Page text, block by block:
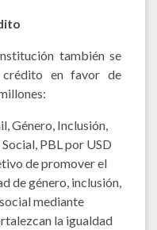
también se
en favor de
Género, Inclusión,
PBL por USD
de promover el
de género, inclusión,
mediante
la igualdad